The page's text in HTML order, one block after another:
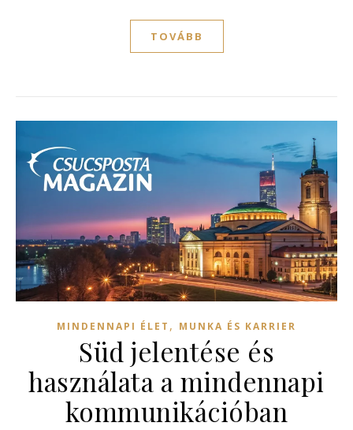
TOVÁBB
MINDENNAPI ÉLET , MUNKA ÉS KARRIER
Süd jelentése és
használata a mindennapi
kommunikációban